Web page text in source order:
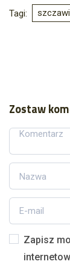
Tagi:
Zostaw
Zapisz